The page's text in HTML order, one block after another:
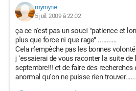
mymyne
5 juil. 2009 à 22:02
ça ce n'est pas un souci "patience et
plus que force ni que rage" ...........
Cela n'empêche pas les bonnes
j 'essaierai de vous raconter la suite de
septembre!!! et de faire des
anormal qu'on ne puisse rien